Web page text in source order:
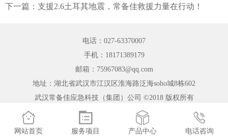
下一篇： 支援2.6土耳其地震，常备佳救援力量在行动！
电话：027-63370007
手机：18171389179
邮箱：75967083@qq.com
地址：湖北省武汉市江汉区淮海路泛海soho城8栋602
武汉常备佳应急科技（集团）公司 ©2018 版权所有

网站首页

服务项目

产品中心

电话咨询